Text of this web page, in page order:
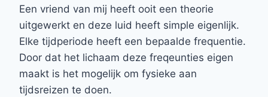
Een vriend van mij heeft ooit een theorie
uitgewerkt en deze luid heeft simple eigenlijk.
Elke tijdperiode heeft een bepaalde frequentie.
Door dat het lichaam deze freqeunties eigen
maakt is het mogelijk om fysieke aan
tijdsreizen te doen.